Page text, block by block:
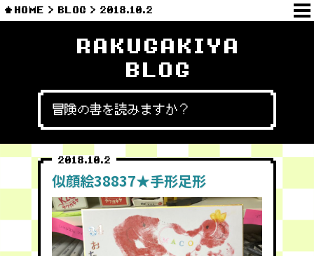
HOME BLOG 2018.10.2
RAKUGAKIYA
BLOG
冒険の書を読みますか？
2018.10.2
似顔絵38837★手形足形